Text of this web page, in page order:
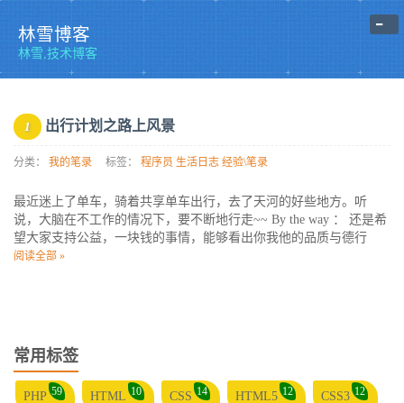
林雪博客
林雪,技术博客
-
1 出行计划之路上风景
分类： 我的笔录 标签： 程序员 生活日志 经验\笔录
最近迷上了单车，骑着共享单车出行，去了天河的好些地方。听
说，大脑在不工作的情况下，要不断地行走~~ By the way ： 还是希
望大家支持公益，一块钱的事情，能够看出你我他的品质与德行
阅读全部 »
常用标签
PHP 59 HTML 10 CSS 14 HTML5 12 CSS3 12